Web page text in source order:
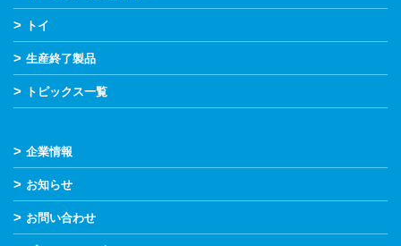
> トイ
> 生産終了製品
> トピックス一覧
> 企業情報
> お知らせ
> お問い合わせ